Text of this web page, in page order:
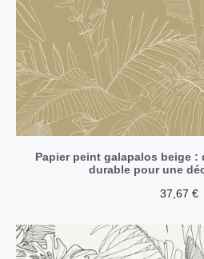
Papier peint galapalos beige
durable pour une
37,67 €